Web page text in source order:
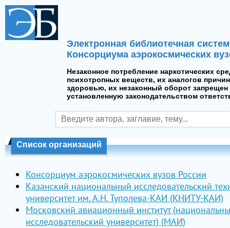
Электронная библиотечная
Консорциума аэрокосмических
Незаконное потребление наркотических
психотропных веществ, их аналогов
здоровью, их незаконный оборот запрещен
установленную законодательством
Список организаций
Консорциум аэрокосмических вузов России
Казанский национальный исследовательский
университет им. А.Н. Туполева-КАИ (КНИТУ-КАИ)
Московский авиационный институт
исследовательский университет) (МАИ)